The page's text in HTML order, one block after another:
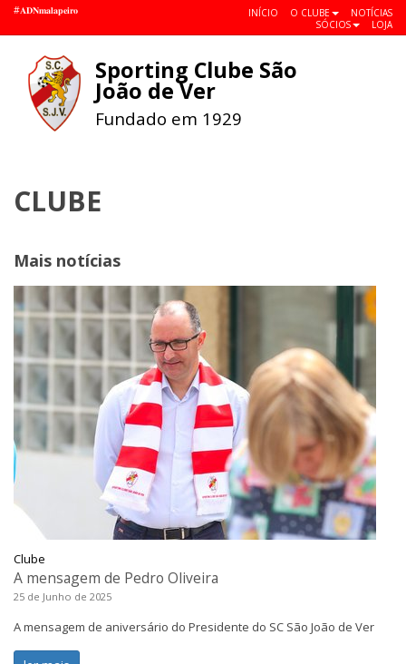
#𝐀𝐃𝐍𝐦𝐚𝐥𝐚𝐩𝐞𝐢𝐫𝐨 INÍCIO O CLUBE
NOTÍCIAS
SÓCIOS
LOJA
Sporting Clube São
João de Ver
Fundado em 1929
CLUBE
Mais notícias
Clube
A mensagem de Pedro Oliveira
25 de Junho de 2025
A mensagem de aniversário do Presidente do SC São João de Ver